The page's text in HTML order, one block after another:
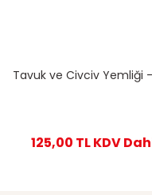
Tavuk ve Civciv Yemliği
125,00 TLKDV